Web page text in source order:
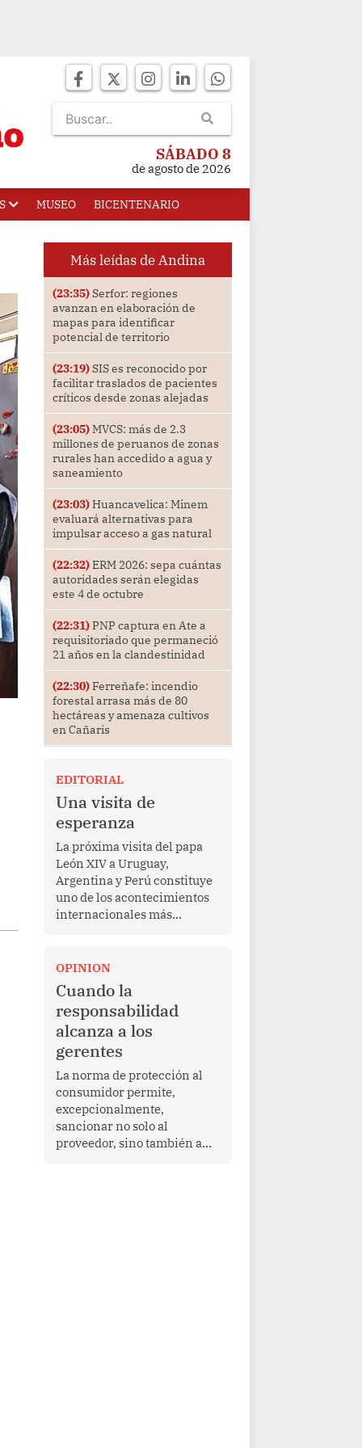
SÁBADO 8
de agosto de 2026
MUSEO BICENTENARIO
Más leídas de Andina
(23:35)Serfor: regiones
avanzan en elaboración de
mapas para identificar
potencial de territorio
(23:19)SIS es reconocido por
facilitar traslados de pacientes
críticos desde zonas alejadas
(23:05)MVCS: más de 2.3
millones de peruanos de zonas
rurales han accedido a agua y
saneamiento
(23:03)Huancavelica: Minem
evaluará alternativas para
impulsar acceso a gas natural
(22:32)ERM 2026: sepa cuántas
autoridades serán elegidas
este 4 de octubre
(22:31)PNP captura en Ate a
requisitoriado que permaneció
21 años en la clandestinidad
(22:30)Ferreñafe: incendio
forestal arrasa más de 80
hectáreas y amenaza cultivos
en Cañaris
EDITORIAL
Una visita de
esperanza
La próxima visita del papa
León XIV a Uruguay,
Argentina y Perú constituye
uno de los acontecimientos
internacionales más
Más allá de su dimensión
religiosa, esta gira
representa una oportunidad
para reafirmar el valor del
diálogo, fortalecer los
vínculos entre los pueblos y
proyectar una imagen de
cooperación en una región
que enfrenta desafíos en
materia de desarrollo,
cohesión social y
gobernabilidad.
OPINION
Cuando la
responsabilidad
alcanza a los
gerentes
La norma de protección al
consumidor permite,
excepcionalmente,
sancionar no solo al
proveedor, sino también a